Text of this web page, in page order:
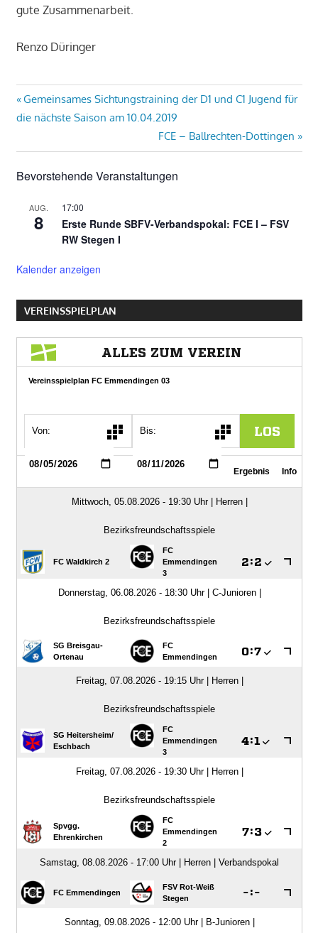
gute Zusammenarbeit.
Renzo Düringer
Beitragsnavigation
Vorheriger
Beitrag:
Gemeinsames Sichtungstraining der D1 und C1 Jugend für
die nächste Saison am 10.04.2019
Nächster
Beitrag:
FCE – Ballrechten-Dottingen
Bevorstehende Veranstaltungen
AUG.
8
17:00
Erste Runde SBFV-Verbandspokal: FCE I – FSV
RW Stegen I
Kalender anzeigen
VEREINSSPIELPLAN